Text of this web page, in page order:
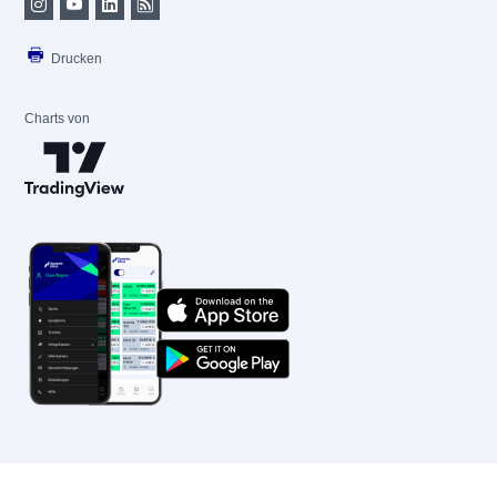
Drucken
Charts von